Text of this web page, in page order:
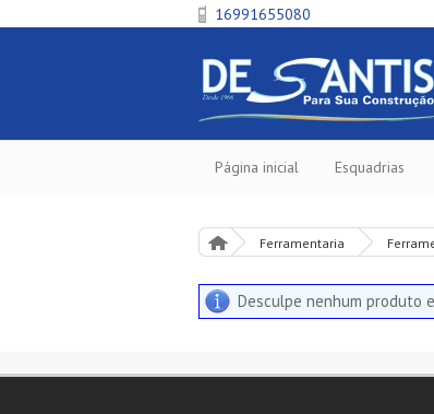
16991655080
Página inicial Esquadrias
Ferramentaria
Desculpe nenhum produto